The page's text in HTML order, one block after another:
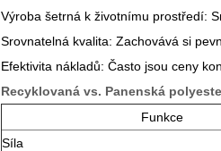
Výroba šetrná k životnímu prostředí:
Srovnatelná kvalita: Zachovává si
Efektivita nákladů: Často jsou ceny
Recyklovaná vs. Panenská
Funkce
Síla